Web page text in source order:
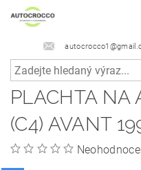
PLACHTA NA
(C4) AVANT